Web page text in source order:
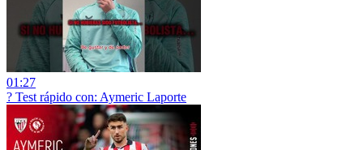
01:27
? Test rápido con: Aymeric Laporte